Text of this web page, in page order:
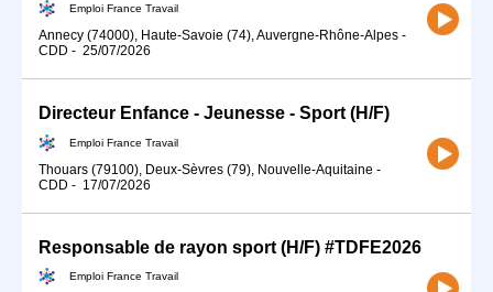
Emploi France Travail
Annecy (74000), Haute-Savoie (74), Auvergne-Rhône-Alpes -
CDD - 25/07/2026
Directeur Enfance - Jeunesse - Sport (H/F)
Emploi France Travail
Thouars (79100), Deux-Sèvres (79), Nouvelle-Aquitaine -
CDD - 17/07/2026
Responsable de rayon sport (H/F) #TDFE2026
Emploi France Travail